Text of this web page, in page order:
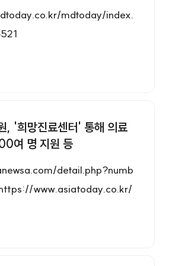
성, 환자 만족도 조사), 공공성
이거나 2개 이상의 일반지표에
mdtoday/index.
, '희망진료센터' 통해 의료
여 명 지원 등
detail.php?numb
www.asiatoday.co.kr/
news/articleView.h